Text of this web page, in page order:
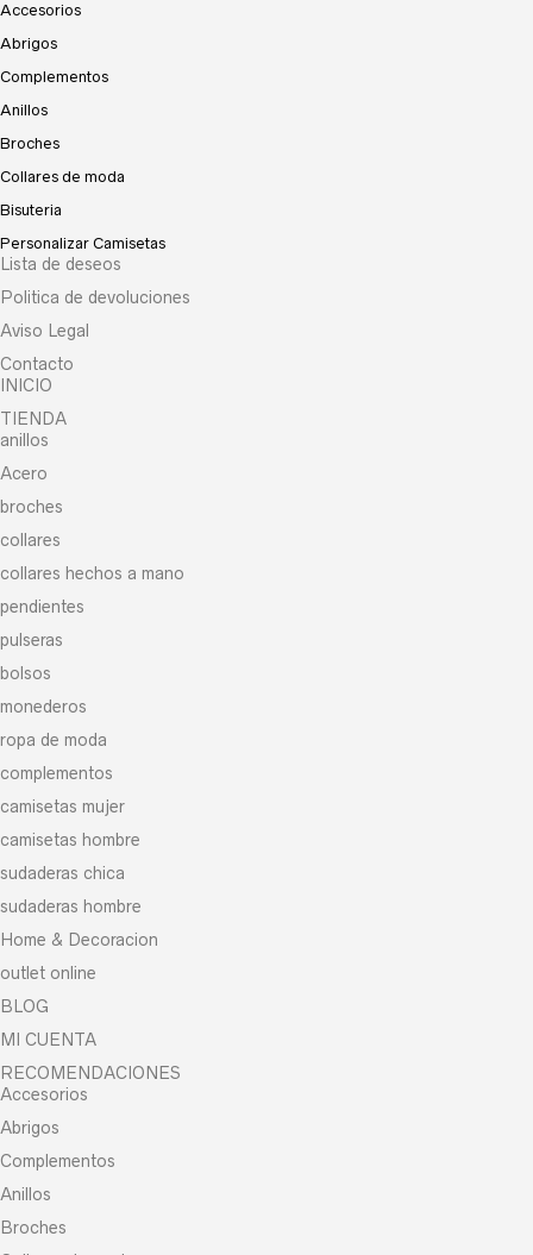
Accesorios
Abrigos
Complementos
Anillos
Broches
Collares de moda
Bisuteria
Personalizar Camisetas
Lista de deseos
Politica de devoluciones
Aviso Legal
Contacto
INICIO
TIENDA
anillos
Acero
broches
collares
collares hechos a mano
pendientes
pulseras
bolsos
monederos
ropa de moda
complementos
camisetas mujer
camisetas hombre
sudaderas chica
sudaderas hombre
Home & Decoracion
outlet online
BLOG
MI CUENTA
RECOMENDACIONES
Accesorios
Abrigos
Complementos
Anillos
Broches